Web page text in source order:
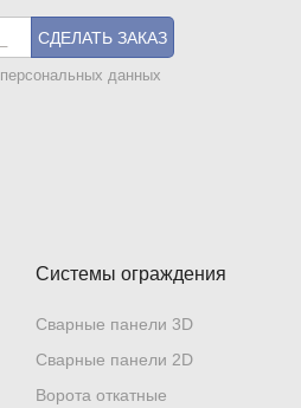
Системы ограждения
Сварные панели 3D
Сварные панели 2D
Ворота откатные
СДЕЛАТЬ ЗАКАЗ
персональных данных